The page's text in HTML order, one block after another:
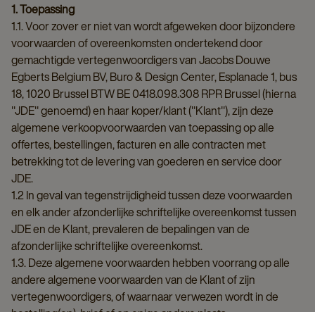
1. Toepassing
1.1. Voor zover er niet van wordt afgeweken door bijzondere
voorwaarden of overeenkomsten ondertekend door
gemachtigde vertegenwoordigers van Jacobs Douwe
Egberts Belgium BV, Buro & Design Center, Esplanade 1, bus
18, 1020 Brussel BTW BE 0418.098.308 RPR Brussel (hierna
"JDE" genoemd) en haar koper/klant ("Klant"), zijn deze
algemene verkoopvoorwaarden van toepassing op alle
offertes, bestellingen, facturen en alle contracten met
betrekking tot de levering van goederen en service door
JDE.
1.2 In geval van tegenstrijdigheid tussen deze voorwaarden
en elk ander afzonderlijke schriftelijke overeenkomst tussen
JDE en de Klant, prevaleren de bepalingen van de
afzonderlijke schriftelijke overeenkomst.
1.3. Deze algemene voorwaarden hebben voorrang op alle
andere algemene voorwaarden van de Klant of zijn
vertegenwoordigers, of waarnaar verwezen wordt in de